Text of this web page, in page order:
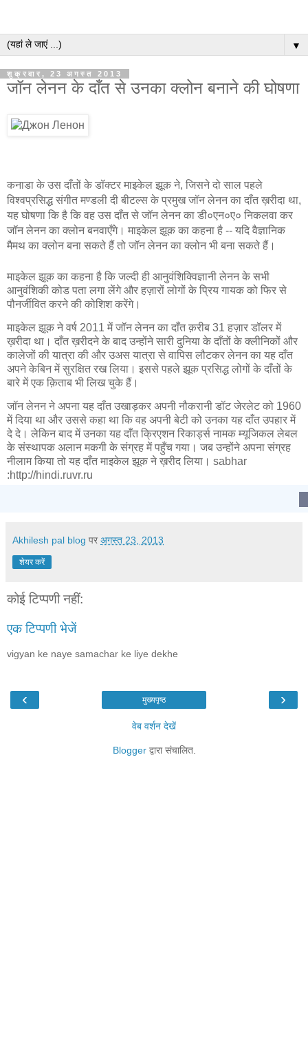
▼
शुक्रवार, 23 अगस्त 2013
जॉन लेनन के दाँत से उनका क्लोन बनाने की घोषणा
कनाडा के उस दाँतों के डॉक्टर माइकेल झूक ने, जिसने दो साल पहले
विश्वप्रसिद्ध संगीत मण्डली दी बीटल्स के प्रमुख जॉन लेनन का दाँत ख़रीदा था,
यह घोषणा कि है कि वह उस दाँत से जॉन लेनन का डी०एन०ए० निकलवा कर
जॉन लेनन का क्लोन बनवाएँगे। माइकेल झूक का कहना है -- यदि वैज्ञानिक
मैमथ का क्लोन बना सकते हैं तो जॉन लेनन का क्लोन भी बना सकते हैं।
माइकेल झूक का कहना है कि जल्दी ही आनुवंशिक्विज्ञानी लेनन के सभी
आनुवंशिकी कोड पता लगा लेंगे और हज़ारों लोगों के प्रिय गायक को फिर से
पौनर्जीवित करने की कोशिश करेंगे।
माइकेल झूक ने वर्ष 2011 में जॉन लेनन का दाँत क़रीब 31 हज़ार डॉलर में
ख़रीदा था। दाँत ख़रीदने के बाद उन्होंने सारी दुनिया के दाँतों के क्लीनिकों और
कालेजों की यात्रा की और उअस यात्रा से वापिस लौटकर लेनन का यह दाँत
अपने केबिन में सुरक्षित रख लिया। इससे पहले झूक प्रसिद्ध लोगों के दाँतों के
बारे में एक क़िताब भी लिख चुके हैं।
जॉन लेनन ने अपना यह दाँत उखाड़कर अपनी नौकरानी डॉट जेरलेट को 1960
में दिया था और उससे कहा था कि वह अपनी बेटी को उनका यह दाँत उपहार में
दे दे। लेकिन बाद में उनका यह दाँत क्रिएशन रिकार्ड्स नामक म्यूजिकल लेबल
के संस्थापक अलान मकगी के संग्रह में पहुँच गया। जब उन्होंने अपना संग्रह
नीलाम किया तो यह दाँत माइकेल झूक ने ख़रीद लिया। sabhar
:http://hindi.ruvr.ru
Akhilesh pal blog पर अगस्त 23, 2013
शेयर करें
कोई टिप्पणी नहीं:
एक टिप्पणी भेजें
vigyan ke naye samachar ke liye dekhe
‹ ›
मुख्यपृष्ठ
वेब वर्शन देखें
Bloggerद्वारा संचालित.